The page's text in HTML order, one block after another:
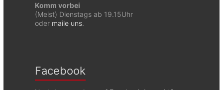
Komm vorbei
(Meist) Dienstags ab 19.15Uhr
oder maile uns.
Facebook